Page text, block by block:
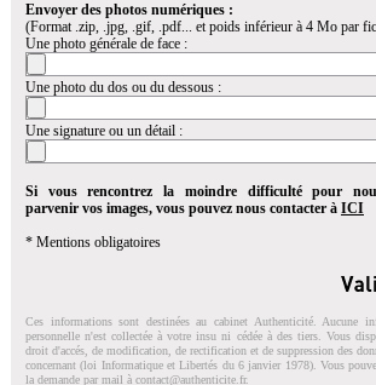
Envoyer des photos numériques :
(Format .zip, .jpg, .gif, .pdf... et poids inférieur à 4 Mo par
Une photo générale de face :
Une photo du dos ou du dessous :
Une signature ou un détail :
Si vous rencontrez la moindre difficulté pour
parvenir vos images, vous pouvez nous contacter à ICI
* Mentions obligatoires
Ces informations sont destinées au cabinet Authenticité. Aucune
personnelle n'est collectée à votre insu ni cédée à des tiers. Vous
droit d'accés, de modification, de rectification et de suppression des
concernant (loi Informatique et Libertés du 6 janvier 1978). Vous
la demande par mail à contact@authenticite.fr.